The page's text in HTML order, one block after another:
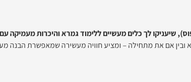
שיעניקו לך כלים מעשיים ללימוד גמרא והיכרות מעמיקה
אם את מתחילה – ומציע חוויה מעשירה שמאפשרת הבנה